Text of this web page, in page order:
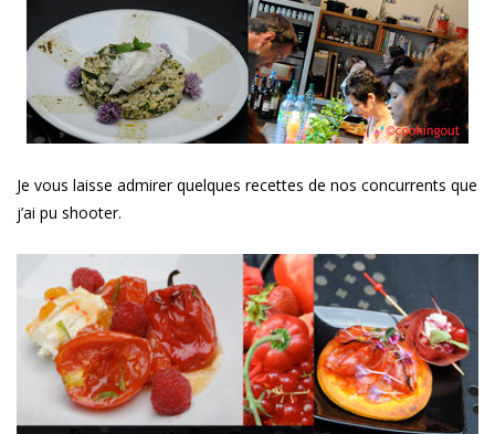
Je vous laisse admirer quelques recettes de nos concurrents que
j’ai pu shooter.